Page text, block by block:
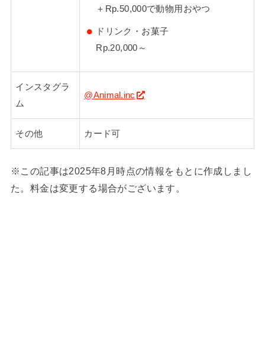
＋Rp.50,000で動物用おやつ
ドリンク・お菓子
Rp.20,000～
インスタグラ
ム
@Animal.inc
その他 カード可
※この記事は2025年8月時点の情報をもとに作成しまし
た。料金は変更する場合がございます。